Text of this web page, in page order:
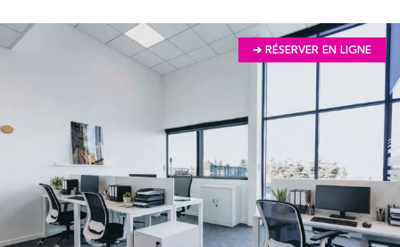
➔ RÉSERVER EN LIGNE